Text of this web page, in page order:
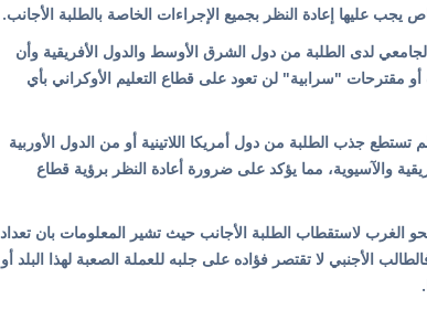
يجب عليها إعادة النظر بجميع الإجراءات الخاصة بالطلبة الأجانب.
لدى الطلبة من دول الشرق الأوسط والدول الأفريقية وأن
مقترحات "سرابية" لن تعود على قطاع التعليم الأوكراني بأي
تستطع جذب الطلبة من دول أمريكا اللاتينية أو من الدول الأوربية
والآسيوية، مما يؤكد على ضرورة أعادة النظر برؤية قطاع
الغرب لاستقطاب الطلبة الأجانب حيث تشير المعلومات بان تعداد
الأجنبي لا تقتصر فؤاده على جلبه للعملة الصعبة لهذا البلد أو